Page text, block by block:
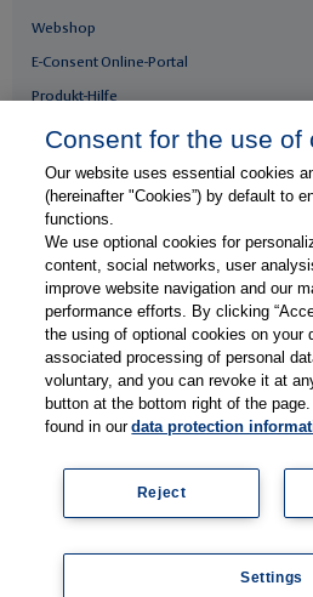
Webshop
E-Consent Online-Portal
Produkt-Hilfe
Whitepaper & Infomaterial
Unser Unternehmen
Presse & News
Karriere
Kontakt
Web-Seminare
Veranstaltungen
Anwenderberichte
Datenschutzinfomationen
Consent for the use of
Our website uses essential cookies
(hereinafter "Cookies”) by default to
functions.
We use optional cookies for
content, social networks, user
improve website navigation and our
performance efforts. By clicking
the using of optional cookies on your
associated processing of personal
voluntary, and you can revoke it at
button at the bottom right of the
found in ourdata protection
Reject
Settings